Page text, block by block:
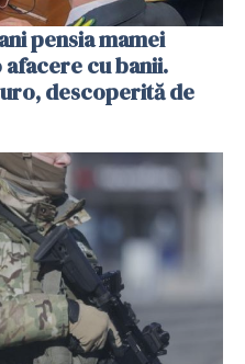
pensia mamei
cu banii.
descoperită de